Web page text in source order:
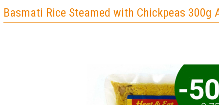
Basmati Rice Steamed with Chickpeas 300g